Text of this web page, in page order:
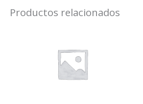
Productos relacionados